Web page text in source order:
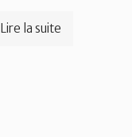
Lire la suite